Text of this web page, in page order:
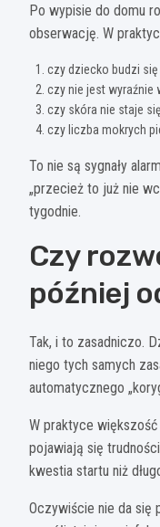
Po wypisie do domu
obserwację. W
czy dziecko budzi
czy nie jest wyraźnie
czy skóra nie staje
czy liczba mokrych
To nie są sygnały
„przecież to już nie
tygodnie.
Czy
później
Tak, i to zasadniczo.
niego tych samych
automatycznego
W praktyce
pojawiają się
kwestia startu niż
Oczywiście nie da się